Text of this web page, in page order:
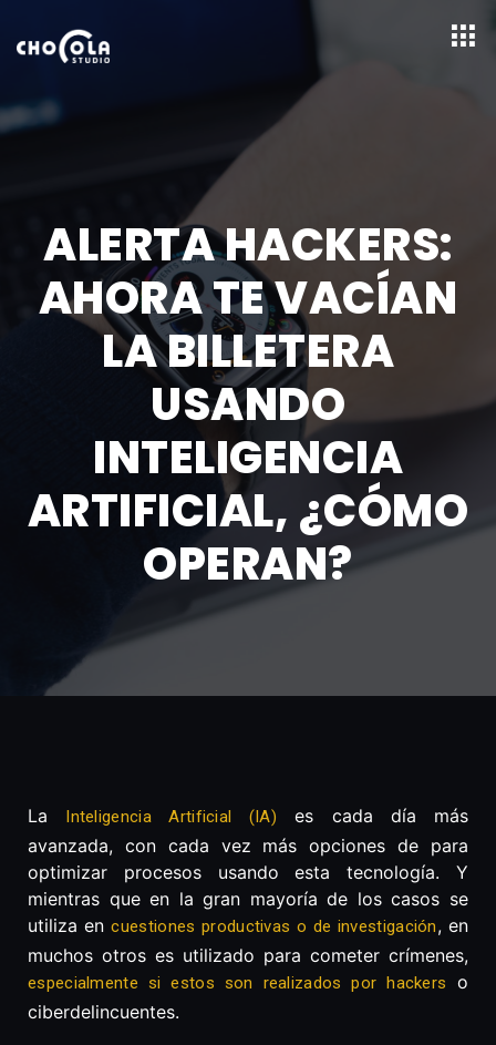
ALERTA HACKERS:
AHORA TE VACÍAN
LA BILLETERA
USANDO
INTELIGENCIA
ARTIFICIAL, ¿CÓMO
OPERAN?
La Inteligencia Artificial (IA)
es cada día más
avanzada, con cada vez más opciones de para
optimizar procesos usando esta tecnología. Y
mientras que en la gran mayoría de los casos se
utiliza encuestiones productivas o de investigación, en
muchos otros es utilizado para cometer crímenes,
especialmente si estos son realizados por hackers
o
ciberdelincuentes.